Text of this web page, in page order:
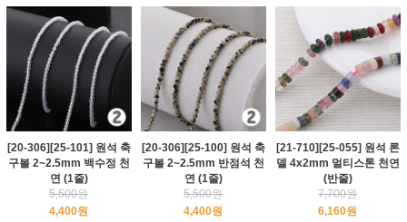
[20-306][25-101] 원석 축
구볼 2~2.5mm 백수정 천
연 (1줄)
5,500원
4,400원
[20-306][25-100] 원석 축
구볼 2~2.5mm 반점석 천
연 (1줄)
5,500원
4,400원
[21-710][25-055] 원석 론
델 4x2mm 멀티스톤 천연
(반줄)
7,700원
6,160원